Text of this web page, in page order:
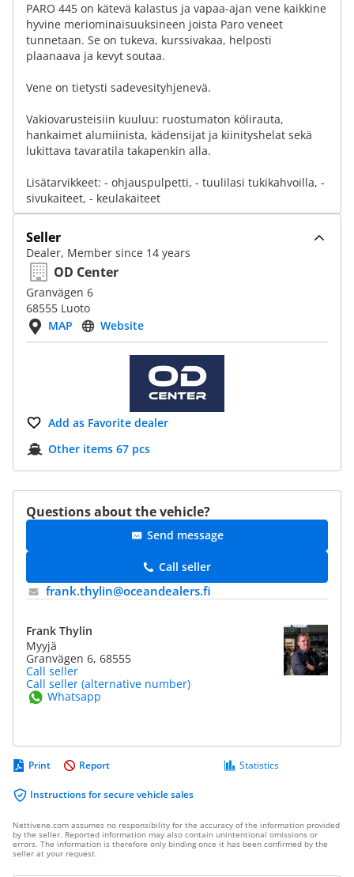
PARO 445 on kätevä kalastus ja vapaa-ajan vene kaikkine
hyvine meriominaisuuksineen joista Paro veneet
tunnetaan. Se on tukeva, kurssivakaa, helposti
plaanaava ja kevyt soutaa.
Vene on tietysti sadevesityhjenevä.
Vakiovarusteisiin kuuluu: ruostumaton kölirauta,
hankaimet alumiinista, kädensijat ja kiinityshelat sekä
lukittava tavaratila takapenkin alla.
Lisätarvikkeet: - ohjauspulpetti, - tuulilasi tukikahvoilla, -
sivukaiteet, - keulakaiteet
Seller
Dealer, Member since 14 years
OD Center
Granvägen 6
68555 Luoto
MAP
Website
Add as Favorite dealer
Other items 67 pcs
Questions about the vehicle?
Send message
Call seller
frank.thylin@​oceandealers.fi
Frank Thylin
Myyjä
Granvägen 6, 68555
Call seller
Call seller (alternative number)
Whatsapp
Print
Instructions for secure vehicle sales
Statistics
Report
Nettivene.com assumes no responsibility for the accuracy of the information provided
by the seller. Reported information may also contain unintentional omissions or
errors. The information is therefore only binding once it has been confirmed by the
seller at your request.